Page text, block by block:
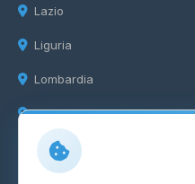
Lazio
Liguria
Lombardia
Marche
Info